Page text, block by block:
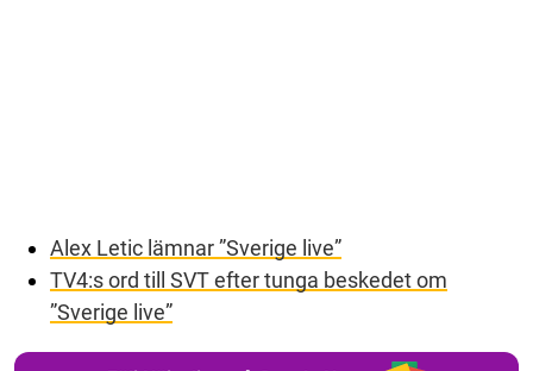
Alex Letic lämnar ”Sverige live”
TV4:s ord till SVT efter tunga beskedet om
”Sverige live”